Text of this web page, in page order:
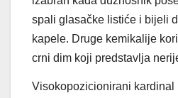
spali glasačke listiće i bijeli
kapele. Druge kemikalije
crni dim koji predstavlja
Visokopozicionirani kardinal